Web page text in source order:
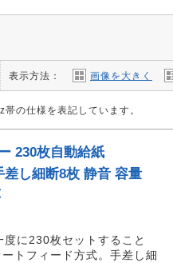
表示方法： 画像を大きく
の仕様を表記しています。
230枚自動給紙
し細断8枚 静音 容量
に230枚セットすること
トフィード方式。手差し細